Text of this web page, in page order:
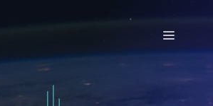
Meniu